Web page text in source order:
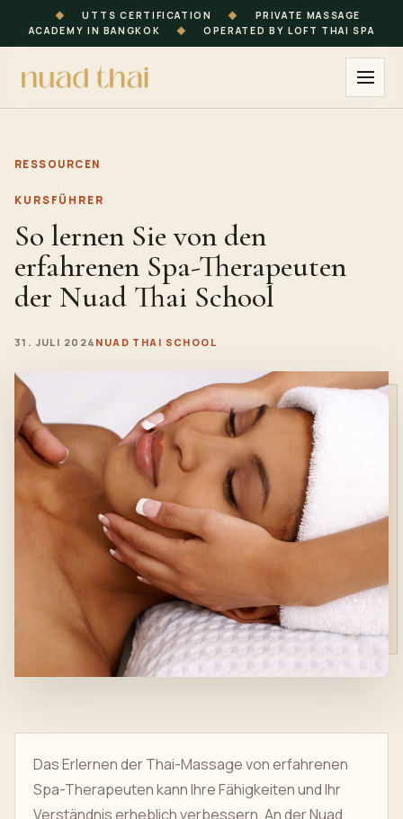
◆ UTTS CERTIFICATION ◆
PRIVATE MASSAGE
ACADEMY IN BANGKOK
◆ OPERATED BY LOFT THAI SPA
RESSOURCEN
KURSFÜHRER
So lernen Sie von den
erfahrenen Spa-Therapeuten
der Nuad Thai School
31. JULI 2024 NUAD THAI SCHOOL
Das Erlernen der Thai-Massage von erfahrenen
Spa-Therapeuten kann Ihre Fähigkeiten und Ihr
Verständnis erheblich verbessern. An der Nuad